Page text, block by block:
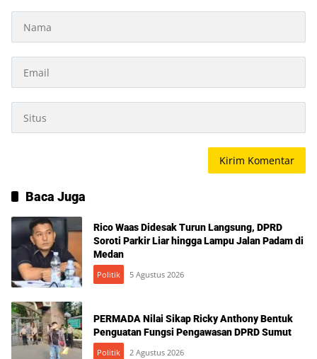
Baca Juga
Rico Waas Didesak Turun Langsung, DPRD
Soroti Parkir Liar hingga Lampu Jalan Padam di
Medan
Politik 5 Agustus 2026
PERMADA Nilai Sikap Ricky Anthony Bentuk
Penguatan Fungsi Pengawasan DPRD Sumut
Politik 2 Agustus 2026